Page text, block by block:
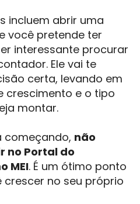
incluem abrir uma
você pretende ter
interessante procurar
Ele vai te
certa, levando em
crescimento e o tipo
montar.
começando, não
no Portal do
MEI. É um ótimo ponto
no seu próprio